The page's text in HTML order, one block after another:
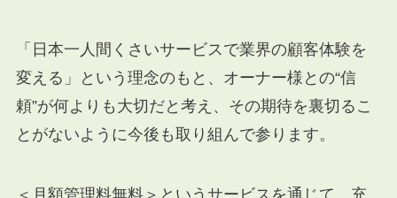
「日本一人間くさいサービスで業界の顧客体験を
変える」という理念のもと、オーナー様との“信
頼”が何よりも大切だと考え、その期待を裏切るこ
とがないように今後も取り組んで参ります。
＜月額管理料無料＞というサービスを通じて、充